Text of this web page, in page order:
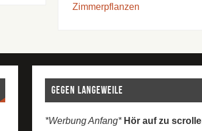
Zimmerpflanzen
Gegen Langeweile
*Werbung Anfang* Hör auf zu